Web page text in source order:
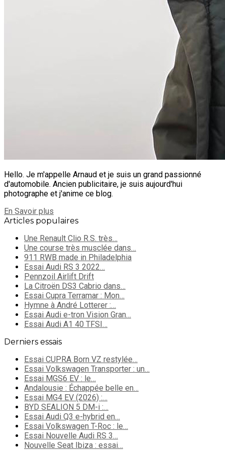
Hello. Je m'appelle Arnaud et je suis un grand passionné
d'automobile. Ancien publicitaire, je suis aujourd'hui
photographe et j'anime ce blog.
En Savoir plus
Articles populaires
Une Renault Clio R.S. très…
Une course très musclée dans…
911 RWB made in Philadelphia
Essai Audi RS 3 2022…
Pennzoil Airlift Drift
La Citroën DS3 Cabrio dans…
Essai Cupra Terramar : Mon…
Hymne à André Lotterer :…
Essai Audi e-tron Vision Gran…
Essai Audi A1 40 TFSI…
Derniers essais
Essai CUPRA Born VZ restylée…
Essai Volkswagen Transporter : un…
Essai MGS6 EV : le…
Andalousie : Échappée belle en…
Essai MG4 EV (2026) :…
BYD SEALION 5 DM-i :…
Essai Audi Q3 e-hybrid en…
Essai Volkswagen T-Roc : le…
Essai Nouvelle Audi RS 3…
Nouvelle Seat Ibiza : essai…